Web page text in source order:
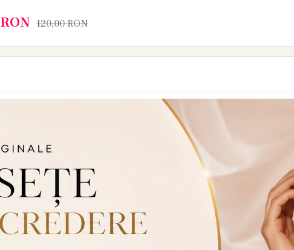
RON 120,00RON